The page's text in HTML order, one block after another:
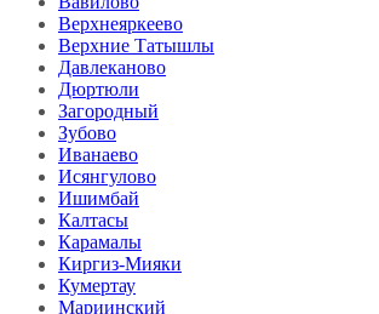
Верхнеяркеево
Верхние Татышлы
Давлеканово
Дюртюли
Загородный
Зубово
Иванаево
Исянгулово
Ишимбай
Калтасы
Карамалы
Киргиз-Мияки
Кумертау
Мариинский